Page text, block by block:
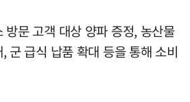
방문 고객 대상 양파 증정, 농산물
군 급식 납품 확대 등을 통해 소비